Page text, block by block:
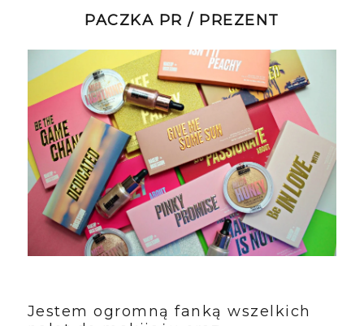
PACZKA PR / PREZENT
Jestem ogromną fanką wszelkich